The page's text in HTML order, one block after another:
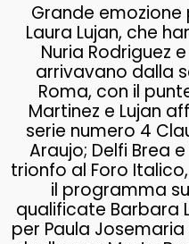
Grande emozione
Laura Lujan, che
Nuria Rodriguez
arrivavano dalla
Roma, con il
Martinez e Lujan
serie numero 4
Araujo; Delfi Brea
trionfo al Foro
il programma
qualificate Barbara
per Paula Josemaria